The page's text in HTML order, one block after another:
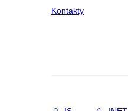
Kontakty